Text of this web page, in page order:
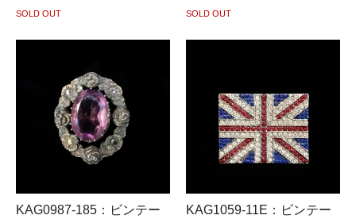
SOLD OUT SOLD OUT
KAG0987-185：ビンテー
KAG1059-11E：ビンテー